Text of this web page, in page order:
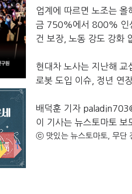
업계에 따르면 노조는 올
금 750%에서 800% 인
건 보장 노동 강도 강화
현대차 노사는 지난해 교
로봇 도입 이슈
정년 연
배덕훈 기자
이 기사는 뉴스토마토 보
ⓒ 맛있는 뉴스토마토, 무단